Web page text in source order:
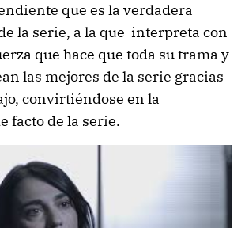
que es la verdadera
la serie, a la que interpreta con
que hace que toda su trama y
las mejores de la serie gracias
convirtiéndose en la
facto de la serie.